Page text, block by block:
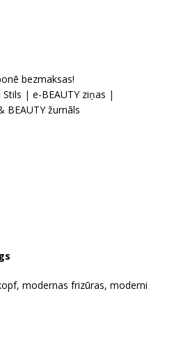
bezmaksas!
| e-BEAUTY ziņas |
BEAUTY žurnāls
, modernas frizūras, moderni